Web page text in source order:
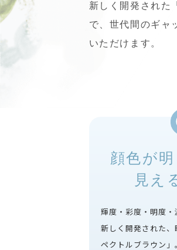
新しく開発された
で、世代間のギャ
いただけます。
顔色が
見え
輝度・彩度・明度
新しく開発された
ペクトルブラウン